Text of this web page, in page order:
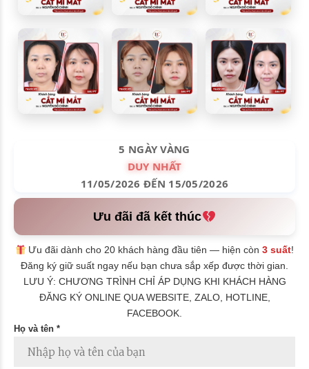
5 NGÀY VÀNG
DUY NHẤT
11/05/2026 ĐẾN 15/05/2026
Ưu đãi đã kết thúc
Ưu đãi dành cho 20 khách hàng đầu tiên — hiện còn3 suất!
Đăng ký giữ suất ngay nếu bạn chưa sắp xếp được thời gian.
LƯU Ý: CHƯƠNG TRÌNH CHỈ ÁP DỤNG KHI KHÁCH HÀNG
ĐĂNG KÝ ONLINE QUA WEBSITE, ZALO, HOTLINE,
FACEBOOK.
Họ và tên *